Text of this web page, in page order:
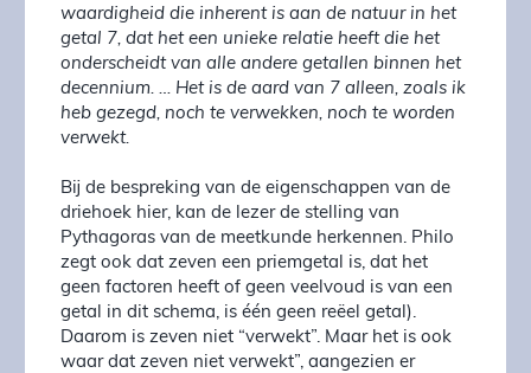
waardigheid die inherent is aan de natuur in het
getal 7, dat het een unieke relatie heeft die het
onderscheidt van alle andere getallen binnen het
decennium. … Het is de aard van 7 alleen, zoals ik
heb gezegd, noch te verwekken, noch te worden
verwekt.
Bij de bespreking van de eigenschappen van de
driehoek hier, kan de lezer de stelling van
Pythagoras van de meetkunde herkennen. Philo
zegt ook dat zeven een priemgetal is, dat het
geen factoren heeft of geen veelvoud is van een
getal in dit schema, is één geen reëel getal).
Daarom is zeven niet “verwekt”. Maar het is ook
waar dat zeven niet verwekt”, aangezien er